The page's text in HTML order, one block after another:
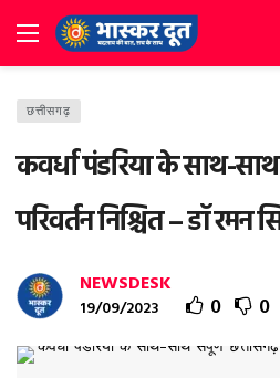
छत्तीसगढ़
कवर्धा पंडरिया के साथ-
परिवर्तन निश्चित – डॉ रमन
NEWSDESK
19/09/2023 0 0